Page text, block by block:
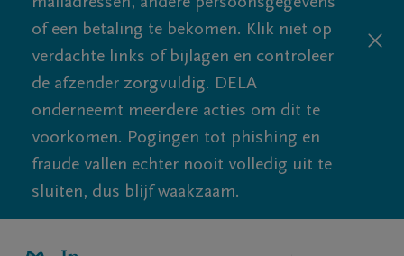
of een betaling te bekomen. Klik niet op
verdachte links of bijlagen en controleer
de afzender zorgvuldig. DELA
onderneemt meerdere acties om dit te
voorkomen. Pogingen tot phishing en
fraude vallen echter nooit volledig uit te
sluiten, dus blijf waakzaam.